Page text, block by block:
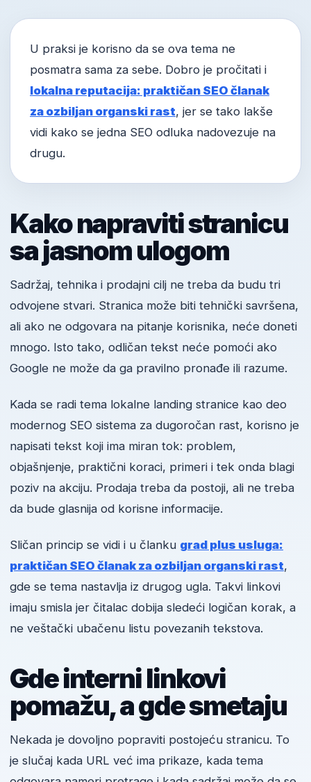
U praksi je korisno da se ova tema ne
posmatra sama za sebe. Dobro je pročitati i
lokalna reputacija: praktičan SEO članak
za ozbiljan organski rast, jer se tako lakše
vidi kako se jedna SEO odluka nadovezuje na
drugu.
Kako napraviti stranicu
sa jasnom ulogom
Sadržaj, tehnika i prodajni cilj ne treba da budu tri
odvojene stvari. Stranica može biti tehnički savršena,
ali ako ne odgovara na pitanje korisnika, neće doneti
mnogo. Isto tako, odličan tekst neće pomoći ako
Google ne može da ga pravilno pronađe ili razume.
Kada se radi tema lokalne landing stranice kao deo
modernog SEO sistema za dugoročan rast, korisno je
napisati tekst koji ima miran tok: problem,
objašnjenje, praktični koraci, primeri i tek onda blagi
poziv na akciju. Prodaja treba da postoji, ali ne treba
da bude glasnija od korisne informacije.
Sličan princip se vidi i u članku grad plus usluga:
praktičan SEO članak za ozbiljan organski rast,
gde se tema nastavlja iz drugog ugla. Takvi linkovi
imaju smisla jer čitalac dobija sledeći logičan korak, a
ne veštački ubačenu listu povezanih tekstova.
Gde interni linkovi
pomažu, a gde smetaju
Nekada je dovoljno popraviti postojeću stranicu. To
je slučaj kada URL već ima prikaze, kada tema